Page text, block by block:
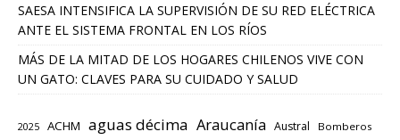
SAESA INTENSIFICA LA SUPERVISIÓN DE SU RED ELÉCTRICA
ANTE EL SISTEMA FRONTAL EN LOS RÍOS
MÁS DE LA MITAD DE LOS HOGARES CHILENOS VIVE CON
UN GATO: CLAVES PARA SU CUIDADO Y SALUD
2025 ACHM aguas décima Araucanía Austral Bomberos